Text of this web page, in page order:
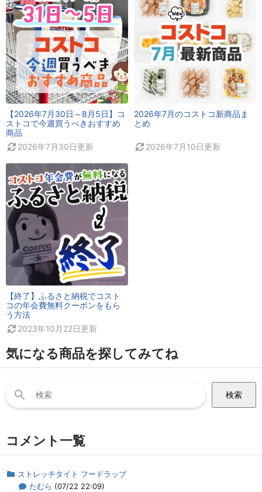
【2026年7月30日～8月5日】コ
ストコで今週買うべきおすすめ
商品
2026年7月30日更新
2026年7月のコストコ新商品ま
とめ
2026年7月10日更新
【終了】ふるさと納税でコスト
コの年会費無料クーポンをもら
う方法
2023年10月22日更新
気になる商品を探してみてね
索:
コメント一覧
ストレッチタイト フードラップ
たむら (07/22 22:09)